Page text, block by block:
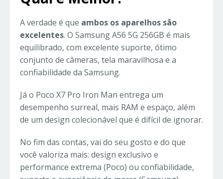
A verdade é que ambos os aparelhos são
excelentes. O Samsung A56 5G 256GB é mais
equilibrado, com excelente suporte, ótimo
conjunto de câmeras, tela maravilhosa e a
confiabilidade da Samsung.
Já o Poco X7 Pro Iron Man entrega um
desempenho surreal, mais RAM e espaço, além
de um design colecionável que é difícil de ignorar.
No fim das contas, vai do seu gosto e do que
você valoriza mais: design exclusivo e
performance extrema (Poco) ou confiabilidade,